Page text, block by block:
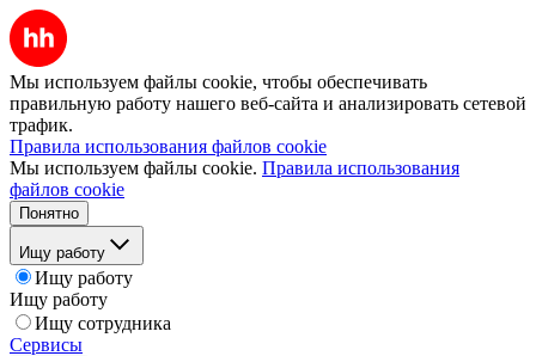
Мы используем файлы cookie, чтобы обеспечивать
правильную работу нашего веб-сайта и анализировать сетевой
трафик.
Правила использования файлов cookie
Мы используем файлы cookie. Правила использования
файлов cookie
Понятно
Ищу работу
Ищу работу
Ищу работу
Ищу сотрудника
Сервисы